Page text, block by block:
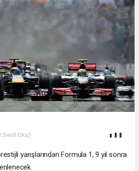
Sesli Oku)
yarışlarından Formula 1, 9 yıl sonra